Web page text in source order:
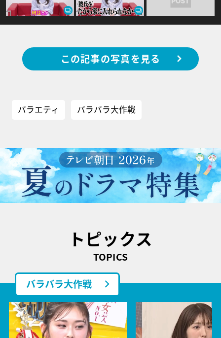
この記事の写真を見る
バラエティ バラバラ大作戦
トピックス
TOPICS
バラバラ大作戦